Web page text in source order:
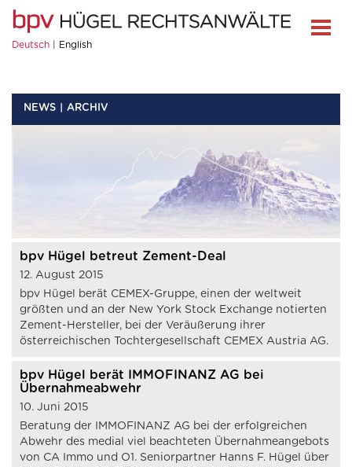
Deutsch English
NEWS ARCHIV
bpv Hügel betreut Zement-Deal
12. August 2015
bpv Hügel berät CEMEX-Gruppe, einen der weltweit
größten und an der New York Stock Exchange notierten
Zement-Hersteller, bei der Veräußerung ihrer
österreichischen Tochtergesellschaft CEMEX Austria AG.
bpv Hügel berät IMMOFINANZ AG bei
Übernahmeabwehr
10. Juni 2015
Beratung der IMMOFINANZ AG bei der erfolgreichen
Abwehr des medial viel beachteten Übernahmeangebots
von CA Immo und O1. Seniorpartner Hanns F. Hügel über